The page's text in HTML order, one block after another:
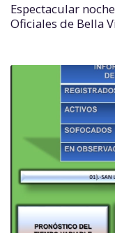
Espectacular
Oficiales de Bella